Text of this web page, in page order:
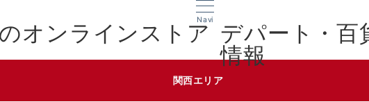
Navi
デパート・百
情報
関西エリア